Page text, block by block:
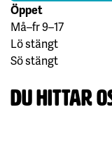
Öppet
Må–fr 9–17
Lö stängt
Sö stängt
Du hittar